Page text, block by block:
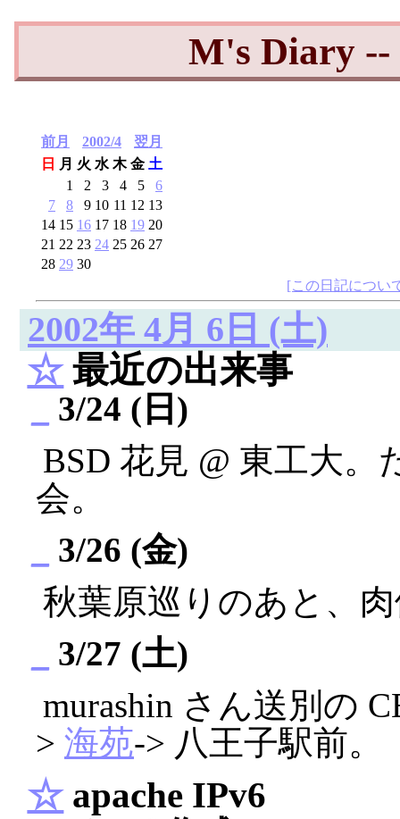
M's Diary --
前月 2002/4
翌月
日
月 火 水 木 金 土
1
2 3 4 5
6
7
8 9 10 11 12 13
14 15 16 17 18 19 20
21 22 23 24 25 26 27
28 29 30
[この日記につい
2002年 4月 6日 (土)
☆最近の出来事
3/24 (日)
BSD 花見 @ 東工大
会。
3/26 (金)
秋葉原巡りのあと、
3/27 (土)
murashin さん送別の
> 海苑-> 八王子駅前。
☆apache IPv6